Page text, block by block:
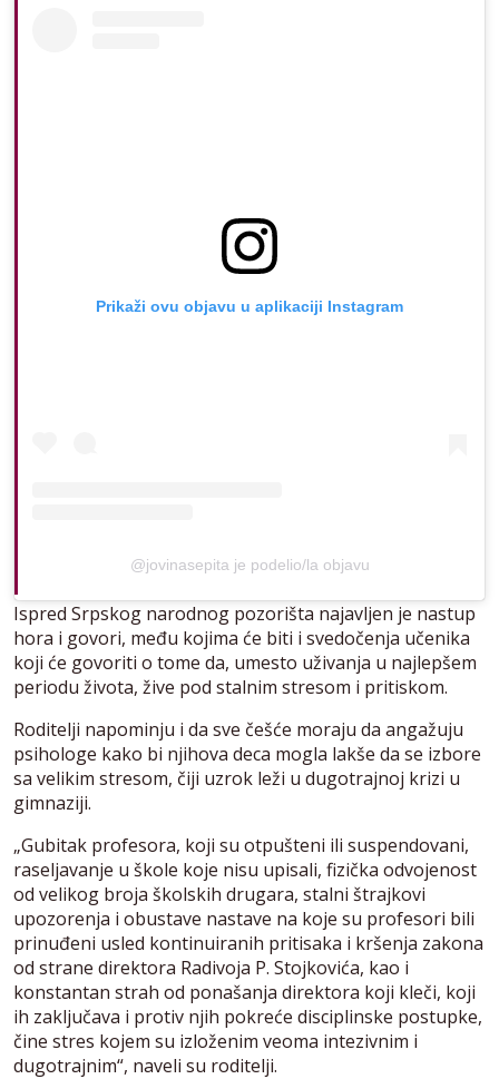
Prikaži ovu objavu u aplikaciji Instagram
@jovinasepita je podelio/la objavu
Ispred Srpskog narodnog pozorišta najavljen je nastup
hora i govori, među kojima će biti i svedočenja učenika
koji će govoriti o tome da, umesto uživanja u najlepšem
periodu života, žive pod stalnim stresom i pritiskom.
Roditelji napominju i da sve češće moraju da angažuju
psihologe kako bi njihova deca mogla lakše da se izbore
sa velikim stresom, čiji uzrok leži u dugotrajnoj krizi u
gimnaziji.
„Gubitak profesora, koji su otpušteni ili suspendovani,
raseljavanje u škole koje nisu upisali, fizička odvojenost
od velikog broja školskih drugara, stalni štrajkovi
upozorenja i obustave nastave na koje su profesori bili
prinuđeni usled kontinuiranih pritisaka i kršenja zakona
od strane direktora Radivoja P. Stojkovića, kao i
konstantan strah od ponašanja direktora koji kleči, koji
ih zaključava i protiv njih pokreće disciplinske postupke,
čine stres kojem su izloženim veoma intezivnim i
dugotrajnim“, naveli su roditelji.